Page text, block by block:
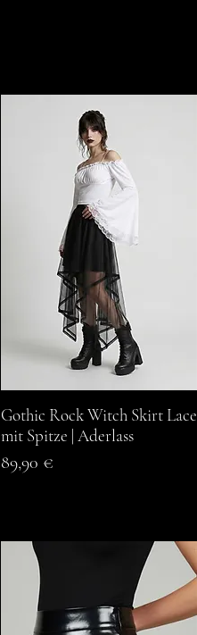
Schnellansicht
Gothic Rock Witch Skirt Lace
mit Spitze | Aderlass
Preis
89,90 €